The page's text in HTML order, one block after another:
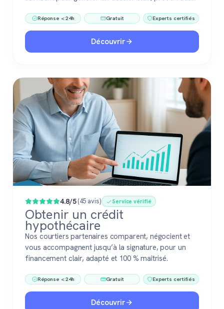
immobilier. Gratuit, sans engagement, 100 %
confiance.
Réponse < 24h Gratuit Experts certifiés
Découvrir
4.8/5(45 avis) Service vérifié
Obtenir un crédit
hypothécaire
Nos courtiers partenaires comparent, négocient et
vous accompagnent jusqu’à la signature, pour un
financement clair, adapté et 100 % maîtrisé.
Réponse < 24h Gratuit Experts certifiés
Découvrir